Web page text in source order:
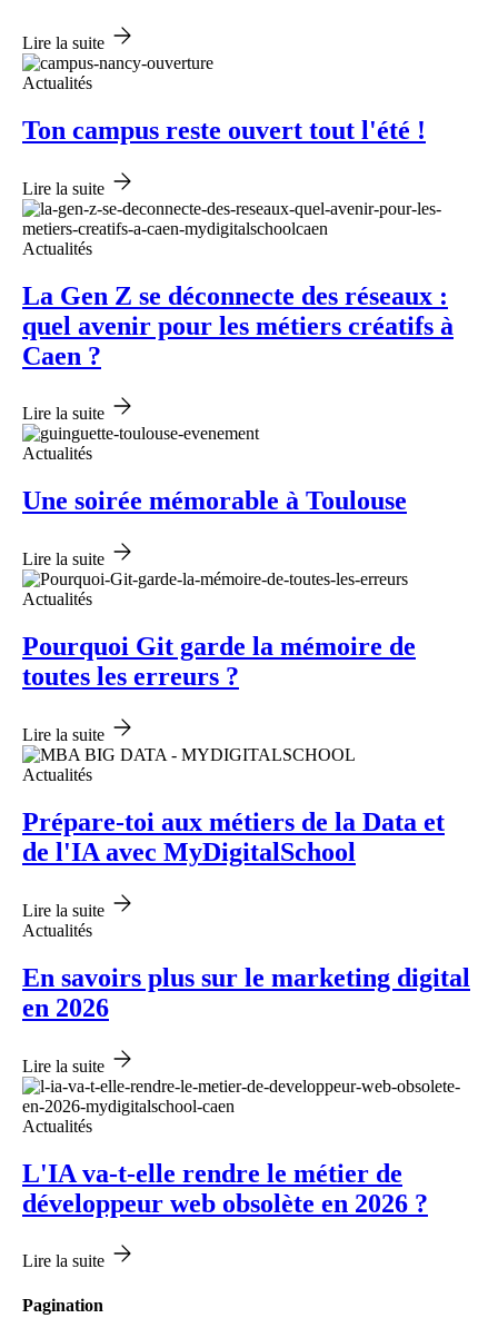
Lire la suite
Actualités
Ton campus reste ouvert tout l'été !
Lire la suite
Actualités
La Gen Z se déconnecte des réseaux :
quel avenir pour les métiers créatifs à
Caen ?
Lire la suite
Actualités
Une soirée mémorable à Toulouse
Lire la suite
Actualités
Pourquoi Git garde la mémoire de
toutes les erreurs ?
Lire la suite
Actualités
Prépare-toi aux métiers de la Data et
de l'IA avec MyDigitalSchool
Lire la suite
Actualités
En savoirs plus sur le marketing digital
en 2026
Lire la suite
Actualités
L'IA va-t-elle rendre le métier de
développeur web obsolète en 2026 ?
Lire la suite
Pagination